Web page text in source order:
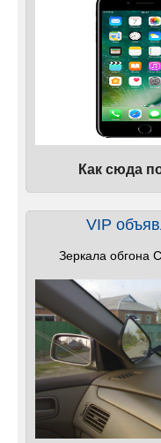
Как сюда
VIP
Зеркала обгона